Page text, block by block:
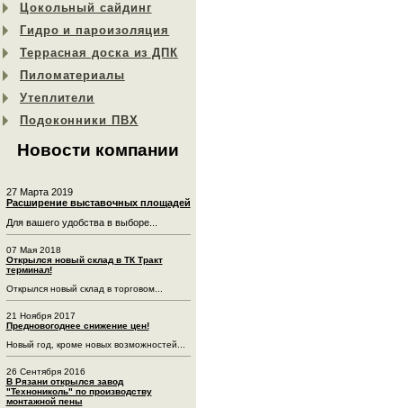
Цокольный сайдинг
Гидро и пароизоляция
Террасная доска из ДПК
Пиломатериалы
Утеплители
Подоконники ПВХ
Новости компании
27 Марта 2019
Расширение выставочных площадей
Для вашего удобства в выборе...
07 Мая 2018
Открылся новый склад в ТК Тракт
терминал!
Открылся новый склад в торговом...
21 Ноября 2017
Предновогоднее снижение цен!
Новый год, кроме новых возможностей...
26 Сентября 2016
В Рязани открылся завод
"Технониколь" по производству
монтажной пены